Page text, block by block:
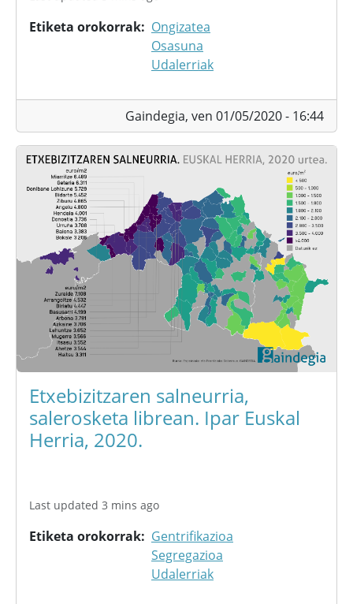
Etiketa orokorrak
Ongizatea
Osasuna
Udalerriak
Gaindegia, ven 01/05/2020 - 16:44
Etxebizitzaren salneurria,
salerosketa librean. Ipar Euskal
Herria, 2020.
Last updated 3 mins ago
Etiketa orokorrak
Gentrifikazioa
Segregazioa
Udalerriak